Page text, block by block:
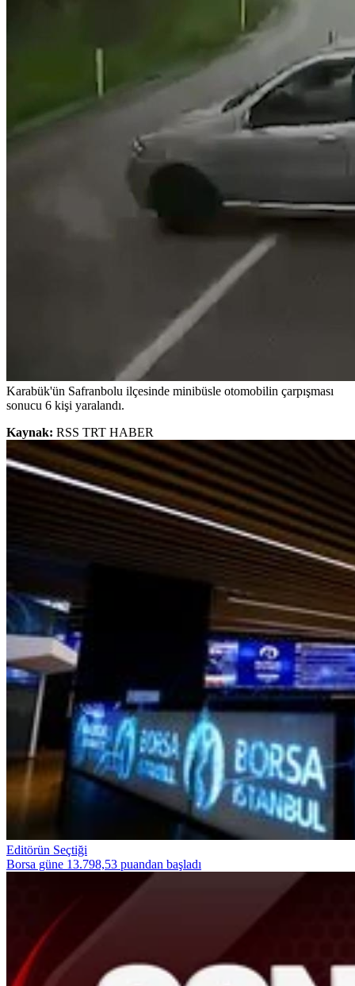
Karabük'ün Safranbolu ilçesinde minibüsle otomobilin çarpışması
sonucu 6 kişi yaralandı.
Kaynak: RSS TRT HABER
Editörün Seçtiği
Borsa güne 13.798,53 puandan başladı